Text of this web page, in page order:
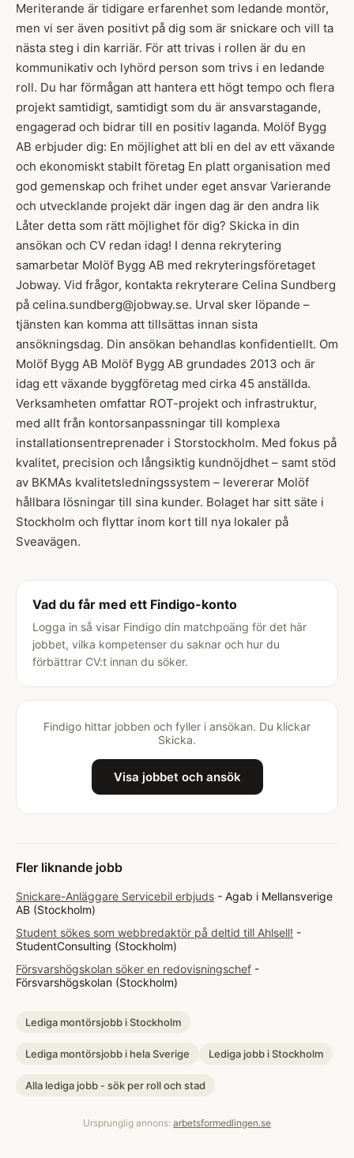
Meriterande är tidigare erfarenhet som ledande montör,
men vi ser även positivt på dig som är snickare och vill ta
nästa steg i din karriär. För att trivas i rollen är du en
kommunikativ och lyhörd person som trivs i en ledande
roll. Du har förmågan att hantera ett högt tempo och flera
projekt samtidigt, samtidigt som du är ansvarstagande,
engagerad och bidrar till en positiv laganda. Molöf Bygg
AB erbjuder dig: En möjlighet att bli en del av ett växande
och ekonomiskt stabilt företag En platt organisation med
god gemenskap och frihet under eget ansvar Varierande
och utvecklande projekt där ingen dag är den andra lik
Låter detta som rätt möjlighet för dig? Skicka in din
ansökan och CV redan idag! I denna rekrytering
samarbetar Molöf Bygg AB med rekryteringsföretaget
Jobway. Vid frågor, kontakta rekryterare Celina Sundberg
på celina.sundberg@jobway.se. Urval sker löpande –
tjänsten kan komma att tillsättas innan sista
ansökningsdag. Din ansökan behandlas konfidentiellt. Om
Molöf Bygg AB Molöf Bygg AB grundades 2013 och är
idag ett växande byggföretag med cirka 45 anställda.
Verksamheten omfattar ROT-projekt och infrastruktur,
med allt från kontorsanpassningar till komplexa
installationsentreprenader i Storstockholm. Med fokus på
kvalitet, precision och långsiktig kundnöjdhet – samt stöd
av BKMAs kvalitetsledningssystem – levererar Molöf
hållbara lösningar till sina kunder. Bolaget har sitt säte i
Stockholm och flyttar inom kort till nya lokaler på
Sveavägen.
Vad du får med ett Findigo-konto
Logga in så visar Findigo din matchpoäng för det här
jobbet, vilka kompetenser du saknar och hur du
förbättrar CV:t innan du söker.
Findigo hittar jobben och fyller i ansökan. Du klickar
Skicka.
Visa jobbet och ansök
Fler liknande jobb
Snickare-Anläggare Servicebil erbjuds - Agab i Mellansverige
AB (Stockholm)
Student sökes som webbredaktör på deltid till Ahlsell! -
StudentConsulting (Stockholm)
Försvarshögskolan söker en redovisningschef -
Försvarshögskolan (Stockholm)
Lediga montörsjobb i Stockholm
Lediga montörsjobb i hela Sverige Lediga jobb i Stockholm
Alla lediga jobb - sök per roll och stad
Ursprunglig annons: arbetsformedlingen.se